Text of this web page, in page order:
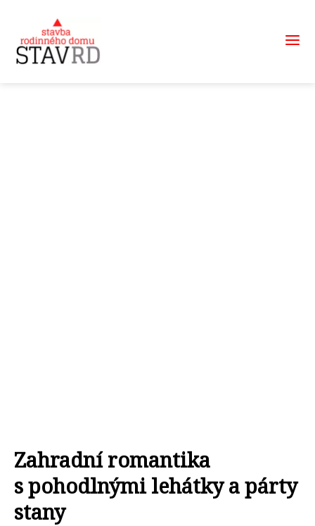
Zahradní romantika
s pohodlnými lehátky a párty
stany